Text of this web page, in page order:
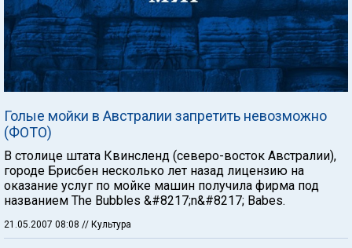
Голые мойки в Австралии запретить невозможно
(ФОТО)
В столице штата Квинсленд (северо-восток Австралии),
городе Брисбен несколько лет назад лицензию на
оказание услуг по мойке машин получила фирма под
названием The Bubbles &#8217;n&#8217; Babes.
21.05.2007 08:08 // Культура